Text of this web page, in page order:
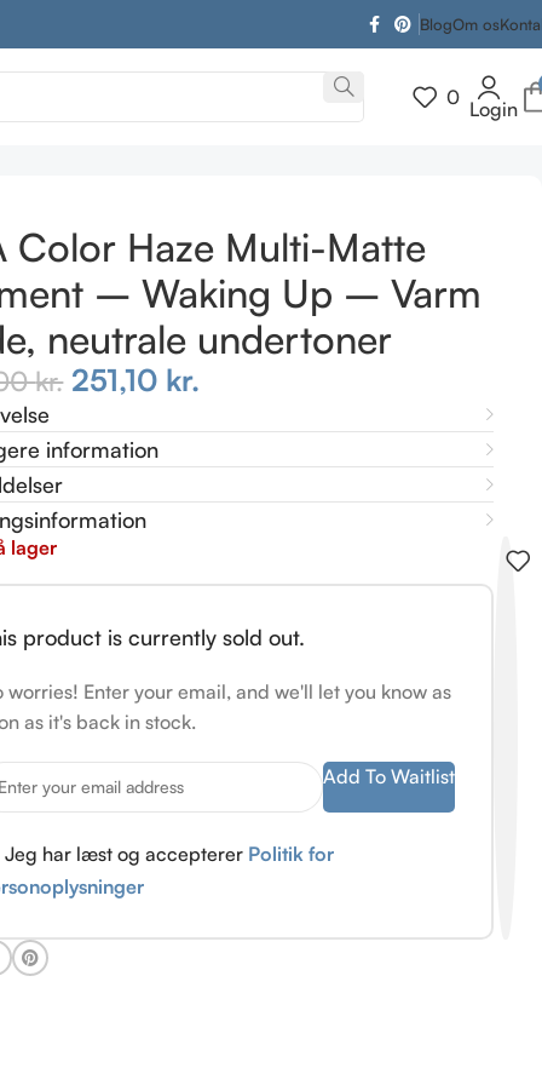
BlogOm os
0 Login
Color Haze Multi-Matte
– Waking Up – Varm
neutrale undertoner
kr. 251,10 kr.
information
lager
product is currently sold out.
worries! Enter your email, and we'll let you know as
as it's back in stock.
Add To Waitlist
Jeg har læst og accepterer Politik for